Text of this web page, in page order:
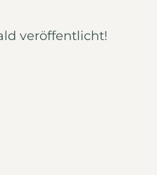
veröffentlicht!